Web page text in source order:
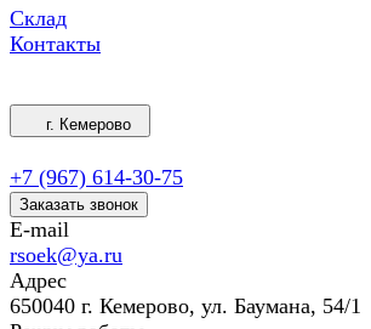
Склад
Контакты
г. Кемерово
+7 (967) 614-30-75
Заказать звонок
E-mail
rsoek@ya.ru
Адрес
650040 г. Кемерово, ул. Баумана, 54/1